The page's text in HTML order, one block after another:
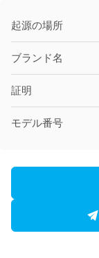
起源の場所
ブランド名
証明
モデル番号